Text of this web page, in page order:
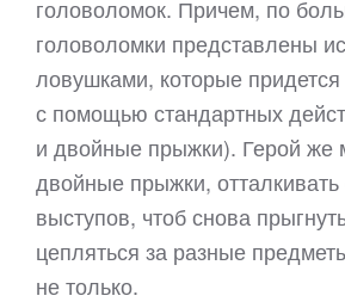
головоломок. Причем, по
головоломки представлены
ловушками, которые
с помощью стандартных
и двойные прыжки). Герой же
двойные прыжки,
выступов, чтоб снова
цепляться за разные
не только.